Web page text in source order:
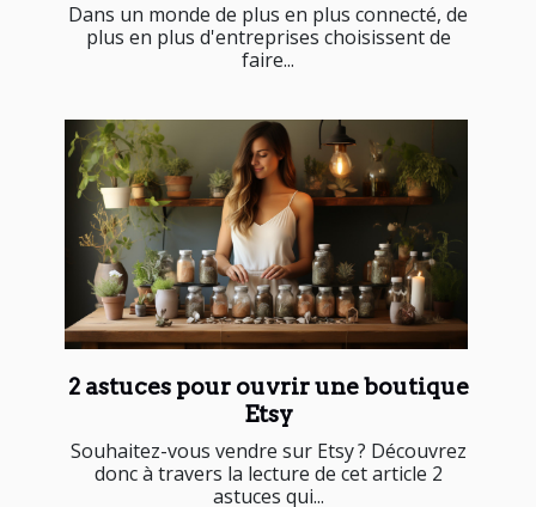
Dans un monde de plus en plus connecté, de
plus en plus d'entreprises choisissent de
faire...
2 astuces pour ouvrir une boutique
Etsy
Souhaitez-vous vendre sur Etsy ? Découvrez
donc à travers la lecture de cet article 2
astuces qui...